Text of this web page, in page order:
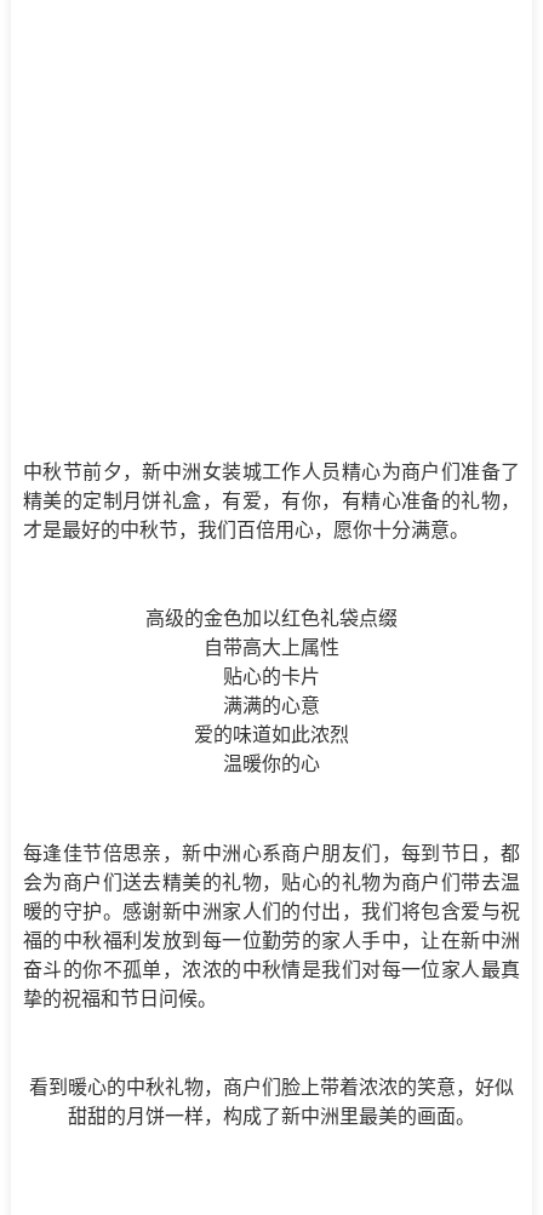
中秋节前夕，新中洲女装城工作人员精心为商户们准备了
精美的定制月饼礼盒，有爱，有你，有精心准备的礼物，
才是最好的中秋节，我们百倍用心，愿你十分满意。
高级的金色加以红色礼袋点缀
自带高大上属性
贴心的卡片
满满的心意
爱的味道如此浓烈
温暖你的心
每逢佳节倍思亲，新中洲心系商户朋友们，每到节日，都
会为商户们送去精美的礼物，贴心的礼物为商户们带去温
暖的守护。感谢新中洲家人们的付出，我们将包含爱与祝
福的中秋福利发放到每一位勤劳的家人手中，让在新中洲
奋斗的你不孤单，浓浓的中秋情是我们对每一位家人最真
挚的祝福和节日问候。
看到暖心的中秋礼物，商户们脸上带着浓浓的笑意，好似
甜甜的月饼一样，构成了新中洲里最美的画面。